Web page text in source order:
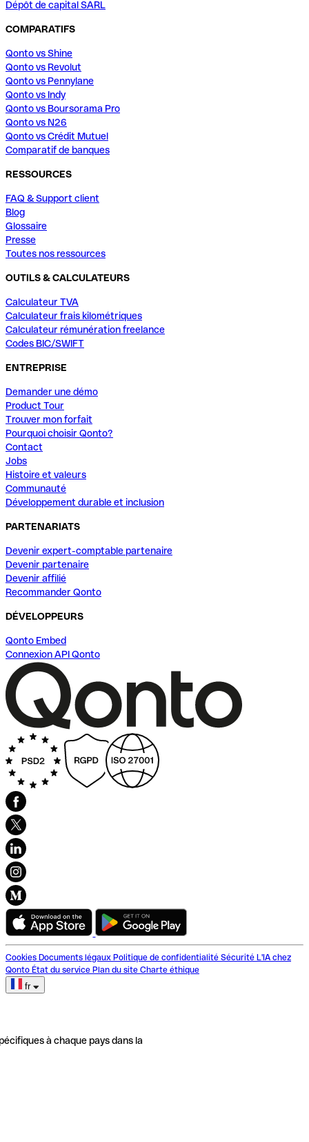
Dépôt de capital SARL
COMPARATIFS
Qonto vs Shine
Qonto vs Revolut
Qonto vs Pennylane
Qonto vs Indy
Qonto vs Boursorama Pro
Qonto vs N26
Qonto vs Crédit Mutuel
Comparatif de banques
RESSOURCES
FAQ & Support client
Blog
Glossaire
Presse
Toutes nos ressources
OUTILS & CALCULATEURS
Calculateur TVA
Calculateur frais kilométriques
Calculateur rémunération freelance
Codes BIC/SWIFT
ENTREPRISE
Demander une démo
Product Tour
Trouver mon forfait
Pourquoi choisir Qonto?
Contact
Jobs
Histoire et valeurs
Communauté
Développement durable et inclusion
PARTENARIATS
Devenir expert-comptable partenaire
Devenir partenaire
Devenir affilié
Recommander Qonto
DÉVELOPPEURS
Qonto Embed
Connexion API Qonto
Cookies Documents légaux Politique de confidentialité Sécurité L'IA chez
Qonto État du service Plan du site Charte éthique
fr
à chaque pays dans la